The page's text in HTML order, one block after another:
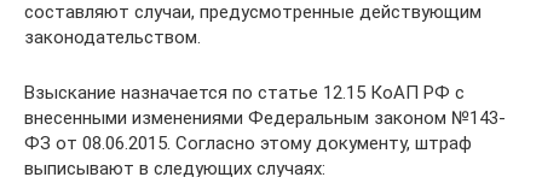
составляют случаи, предусмотренные действующим
законодательством.
Взыскание назначается по статье 12.15 КоАП РФ с
внесенными изменениями Федеральным законом №143-
ФЗ от 08.06.2015. Согласно этому документу, штраф
выписывают в следующих случаях: